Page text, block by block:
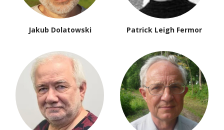
Jakub Dolatowski Patrick Leigh Fermor